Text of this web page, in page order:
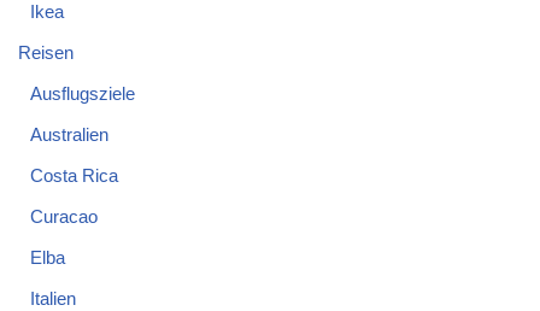
Ikea
Reisen
Ausflugsziele
Australien
Costa Rica
Curacao
Elba
Italien